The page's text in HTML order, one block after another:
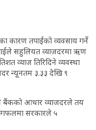
कारण तपाईंको व्यवसाय गर्ने
सहुलियत व्याजदरमा ऋण
व्याज तिरिदिने व्यवस्था
न्यूनतम ३.३३ देखि ९
बैंकको आधार व्याजदरले तय
सरकारले ५